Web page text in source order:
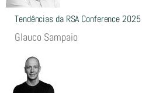
Tendências da RSA Conference
Glauco Sampaio